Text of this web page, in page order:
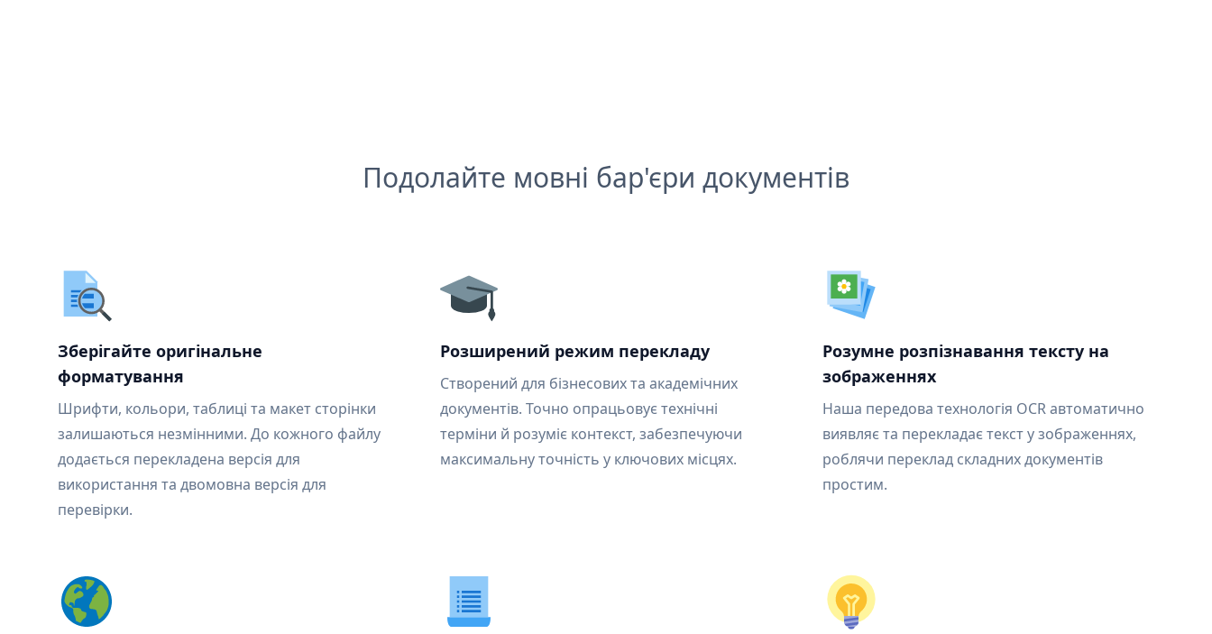
Подолайте мовні бар'єри документів
Зберігайте оригінальне
форматування
Шрифти, кольори, таблиці та макет сторінки
залишаються незмінними. До кожного файлу
додається перекладена версія для
використання та двомовна версія для
перевірки.
Розширений режим перекладу
Створений для бізнесових та академічних
документів. Точно опрацьовує технічні
терміни й розуміє контекст, забезпечуючи
максимальну точність у ключових місцях.
Розумне розпізнавання тексту на
зображеннях
Наша передова технологія OCR автоматично
виявляє та перекладає текст у зображеннях,
роблячи переклад складних документів
простим.